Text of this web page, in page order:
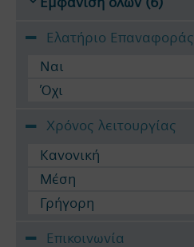
Ελατήριο Επαναφοράς
Ναι
Όχι
Χρόνος λειτουργίας
Κανονική
Μέση
Γρήγορη
Επικοινωνία